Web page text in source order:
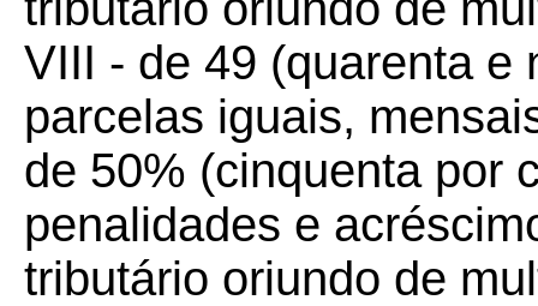
VIII - de 49 (quarenta e
parcelas iguais,
de 50% (cinquenta por
penalidades e
tributário oriundo de